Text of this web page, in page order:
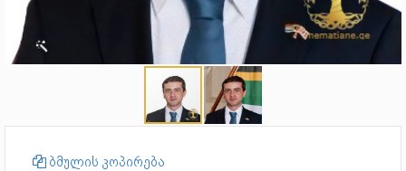
ბმულის კოპირება